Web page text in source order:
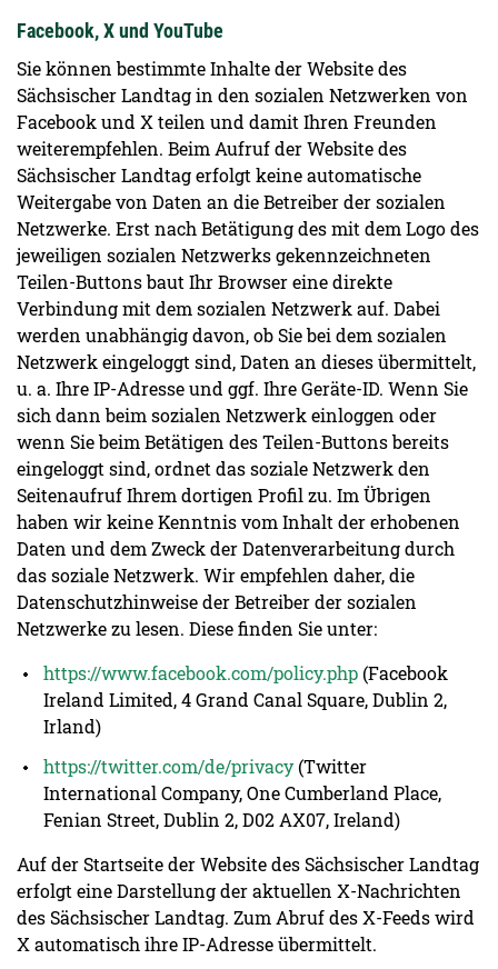
Facebook, X und YouTube
Sie können bestimmte Inhalte der Website des
Sächsischer Landtag in den sozialen Netzwerken von
Facebook und X teilen und damit Ihren Freunden
weiterempfehlen. Beim Aufruf der Website des
Sächsischer Landtag erfolgt keine automatische
Weitergabe von Daten an die Betreiber der sozialen
Netzwerke. Erst nach Betätigung des mit dem Logo des
jeweiligen sozialen Netzwerks gekennzeichneten
Teilen-Buttons baut Ihr Browser eine direkte
Verbindung mit dem sozialen Netzwerk auf. Dabei
werden unabhängig davon, ob Sie bei dem sozialen
Netzwerk eingeloggt sind, Daten an dieses übermittelt,
u. a. Ihre IP-Adresse und ggf. Ihre Geräte-ID. Wenn Sie
sich dann beim sozialen Netzwerk einloggen oder
wenn Sie beim Betätigen des Teilen-Buttons bereits
eingeloggt sind, ordnet das soziale Netzwerk den
Seitenaufruf Ihrem dortigen Profil zu. Im Übrigen
haben wir keine Kenntnis vom Inhalt der erhobenen
Daten und dem Zweck der Datenverarbeitung durch
das soziale Netzwerk. Wir empfehlen daher, die
Datenschutzhinweise der Betreiber der sozialen
Netzwerke zu lesen. Diese finden Sie unter:
https://www.facebook.com/policy.php(Facebook
Ireland Limited, 4 Grand Canal Square, Dublin 2,
Irland)
https://twitter.com/de/privacy(Twitter
International Company, One Cumberland Place,
Fenian Street, Dublin 2, D02 AX07, Ireland)
Auf der Startseite der Website des Sächsischer Landtag
erfolgt eine Darstellung der aktuellen X-Nachrichten
des Sächsischer Landtag. Zum Abruf des X-Feeds wird
X automatisch ihre IP-Adresse übermittelt.